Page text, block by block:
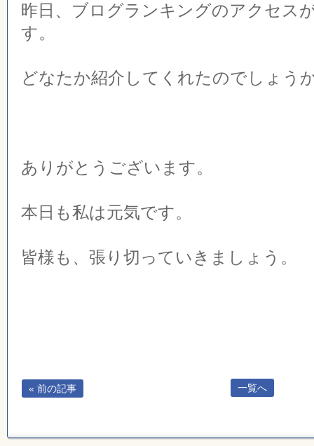
昨日、ブログランキングのアクセス
す。
どなたか紹介してくれたのでしょう
ありがとうございます。
本日も私は元気です。
皆様も、張り切っていきましょう。
一覧へ
« 前の記事